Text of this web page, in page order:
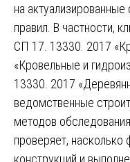
на
правил. В частности,
СП 17. 13330. 2017
«Кровельные и
13330. 2017
ведомственные
методов
проверяет, насколько
конструкций и